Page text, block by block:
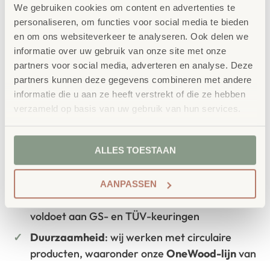
We gebruiken cookies om content en advertenties te
personaliseren, om functies voor social media te bieden
en om ons websiteverkeer te analyseren. Ook delen we
informatie over uw gebruik van onze site met onze
partners voor social media, adverteren en analyse. Deze
partners kunnen deze gegevens combineren met andere
informatie die u aan ze heeft verstrekt of die ze hebben
verzameld op basis van uw gebruik van hun services.
ALLES TOESTAAN
AANPASSEN
IN WINKELWAGEN
Waarom School Concept?
: ieder project start vanuit uw idee
en onze ervaring
: al ons school- en
kinderopvangmeubilair is uitvoerig getest en
voldoet aan GS- en TÜV-keuringen
Duurzaamheid: wij werken met circulaire
producten, waaronder onzeOneWood-lijnvan